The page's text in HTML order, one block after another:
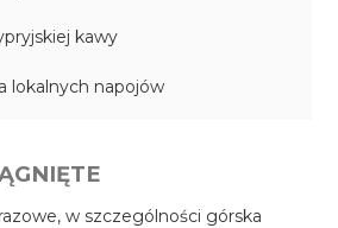
kawy
lokalnych napojów
w szczególności górska